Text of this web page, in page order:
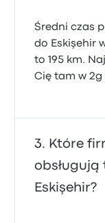
Średni czas
do Eskişehir
to 195 km.
Cię tam w 2g
Które
obsługują
Eskişehir?